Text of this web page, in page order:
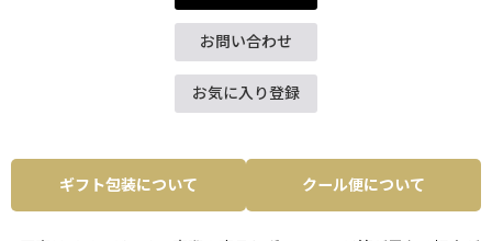
お問い合わせ
お気に入り登録
ギフト包装について クール便について